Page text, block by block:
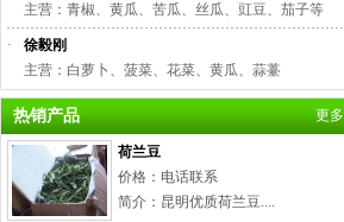
主营：青椒、黄瓜、苦瓜、丝瓜、豇豆、茄子等
·
徐毅刚
主营：白萝卜、菠菜、花菜、黄瓜、蒜薹
热销产品 更多
荷兰豆
价格：电话联系
简介：昆明优质荷兰豆....